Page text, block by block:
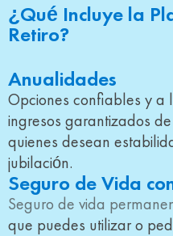
¿Qué Incluye la
Retiro?
Anualidades
Opciones confiables y
ingresos garantizados
quienes desean
jubilación.
Seguro de Vida
Seguro de vida
que puedes utilizar o